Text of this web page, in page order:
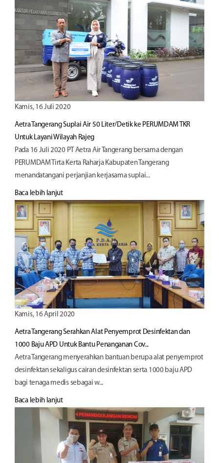
Kamis, 16 Juli 2020
Aetra Tangerang Suplai Air 50 Liter/Detik ke PERUMDAM TKR
Untuk Layani Wilayah Rajeg
Pada 16 Juli 2020 PT Aetra Air Tangerang bersama dengan
PERUMDAM Tirta Kerta Raharja Kabupaten Tangerang
menandatangani perjanjian kerjasama suplai...
Baca lebih lanjut
Kamis, 16 April 2020
Aetra Tangerang Serahkan Alat Penyemprot Desinfektan dan
1000 Baju APD Untuk Bantu Penanganan Cov...
Aetra Tangerang menyerahkan bantuan berupa alat penyemprot
desinfektan sekaligus cairan desinfektan serta 1000 baju APD
bagi tenaga medis sebagai w...
Baca lebih lanjut